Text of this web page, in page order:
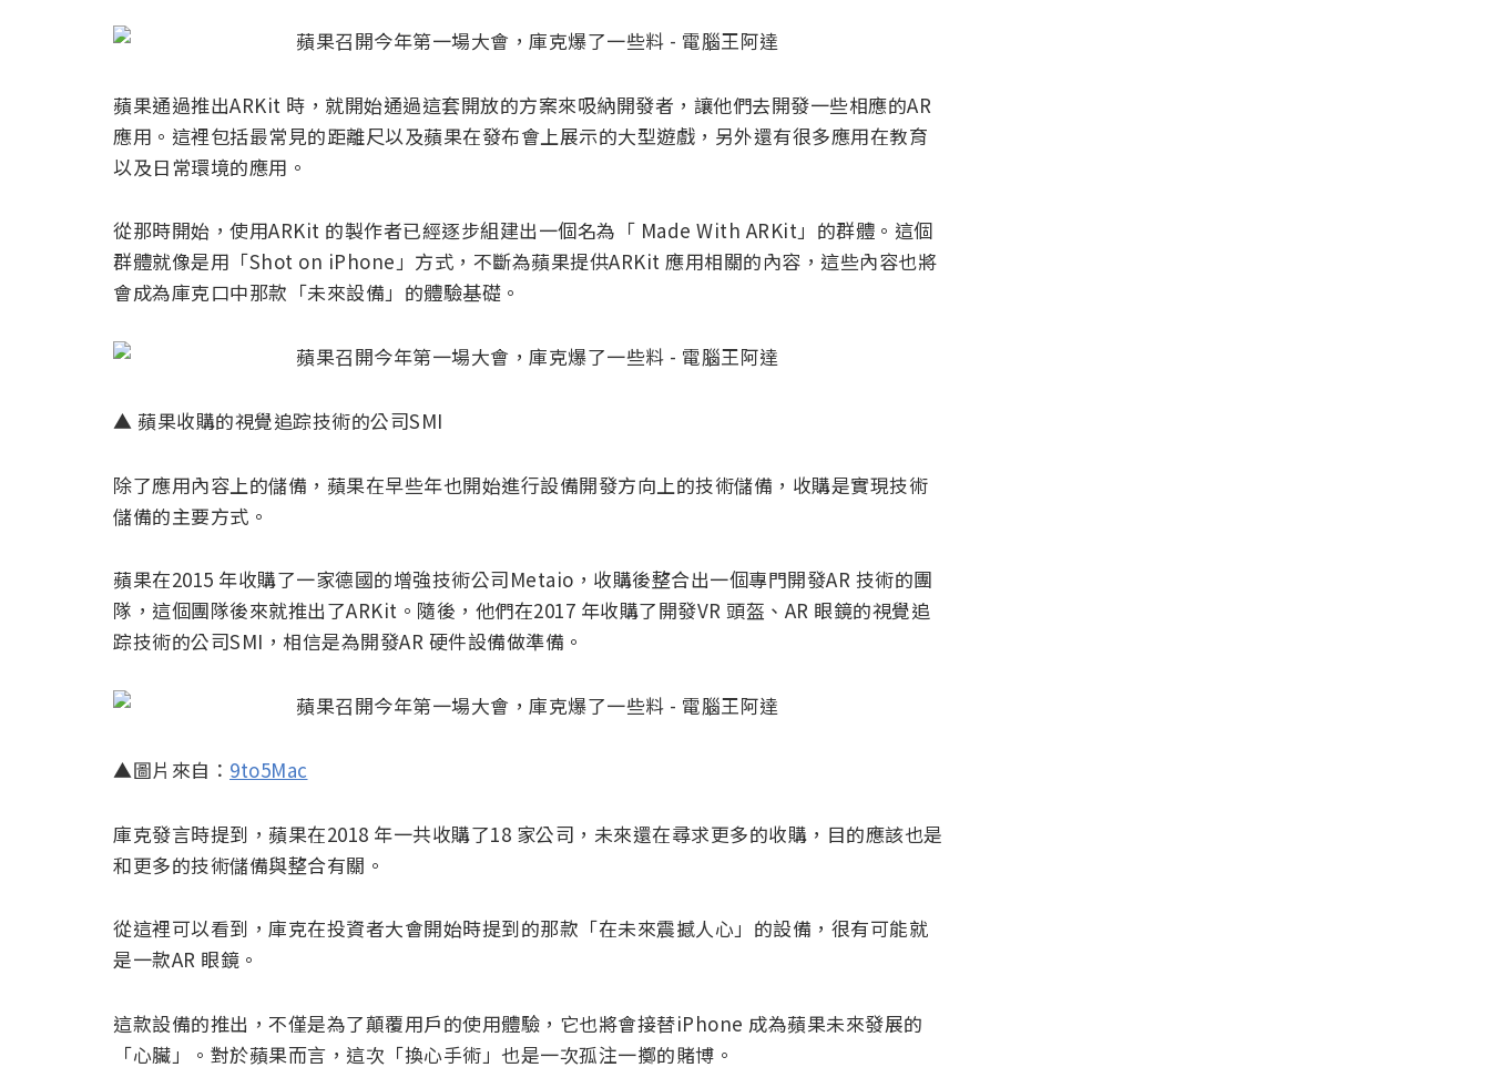
蘋果通過推出ARKit 時，就開始通過這套開放的方案來吸納開發者，讓他們去開發一些相應的AR
應用。這裡包括最常見的距離尺以及蘋果在發布會上展示的大型遊戲，另外還有很多應用在教育
以及日常環境的應用。
從那時開始，使用ARKit 的製作者已經逐步組建出一個名為「 Made With ARKit」的群體。這個
群體就像是用「Shot on iPhone」方式，不斷為蘋果提供ARKit 應用相關的內容，這些內容也將
會成為庫克口中那款「未來設備」的體驗基礎。
▲ 蘋果收購的視覺追踪技術的公司SMI
除了應用內容上的儲備，蘋果在早些年也開始進行設備開發方向上的技術儲備，收購是實現技術
儲備的主要方式。
蘋果在2015 年收購了一家德國的增強技術公司Metaio，收購後整合出一個專門開發AR 技術的團
隊，這個團隊後來就推出了ARKit。隨後，他們在2017 年收購了開發VR 頭盔、AR 眼鏡的視覺追
踪技術的公司SMI，相信是為開發AR 硬件設備做準備。
▲圖片來自： 9to5Mac
庫克發言時提到，蘋果在2018 年一共收購了18 家公司，未來還在尋求更多的收購，目的應該也是
和更多的技術儲備與整合有關。
從這裡可以看到，庫克在投資者大會開始時提到的那款「在未來震撼人心」的設備，很有可能就
是一款AR 眼鏡。
這款設備的推出，不僅是為了顛覆用戶的使用體驗，它也將會接替iPhone 成為蘋果未來發展的
「心臟」。對於蘋果而言，這次「換心手術」也是一次孤注一擲的賭博。